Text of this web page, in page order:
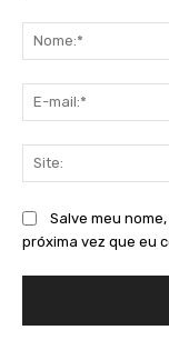
Salve meu
próxima vez que eu